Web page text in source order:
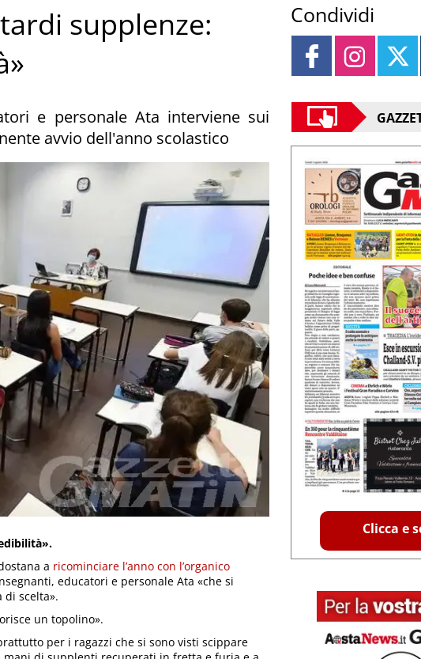
supplenze:
e personale Ata interviene sui
avvio dell'anno scolastico
a ricominciare l’anno con l’organico
educatori e personale Ata «che si
scelta».
un topolino».
per i ragazzi che si sono visti scippare
Condividi
Clicca e